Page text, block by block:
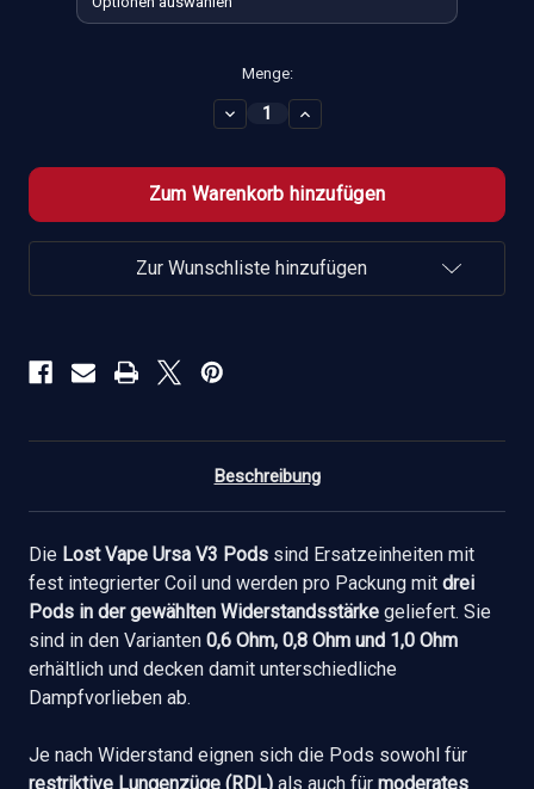
Menge:
Menge
von
Vape
-
Ursa
V3
Pod
(3
pro
Menge
von
Vape
-
Ursa
V3
Pod
(3
Stück
pro
Zur Wunschliste hinzufügen
Beschreibung
Die Lost Vape Ursa V3 Pods sind Ersatzeinheiten mit
fest integrierter Coil und werden pro Packung mit drei
Pods in der gewählten Widerstandsstärke geliefert. Sie
sind in den Varianten 0,6 Ohm, 0,8 Ohm und 1,0 Ohm
erhältlich und decken damit unterschiedliche
Dampfvorlieben ab.
Je nach Widerstand eignen sich die Pods sowohl für
restriktive Lungenzüge (RDL) als auch für moderates